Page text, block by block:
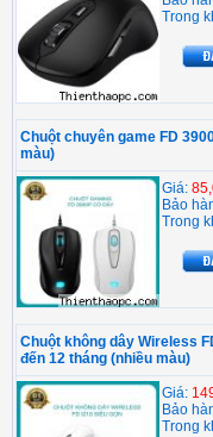
Trong
Chuột chuyên game FD
màu)
Giá:
Bảo
Trong
Chuột không dây Wireless
đến 12 tháng (nhiều màu)
Giá:
Bảo
Trong